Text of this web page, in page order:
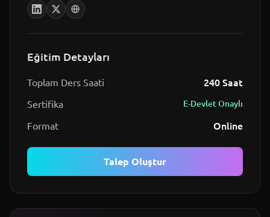
Eğitim Detayları
Toplam Ders Saati 240Saat
Sertifika E-Devlet Onaylı
Format Online
Talep Oluştur